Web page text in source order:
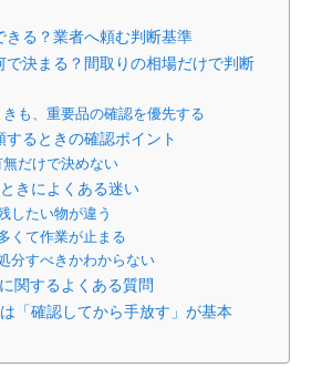
きる？業者へ頼む判断基準
で決まる？間取りの相場だけで判断
も、重要品の確認を優先する
るときの確認ポイント
だけで決めない
きによくある迷い
したい物が違う
くて作業が止まる
分すべきかわからない
関するよくある質問
「確認してから手放す」が基本